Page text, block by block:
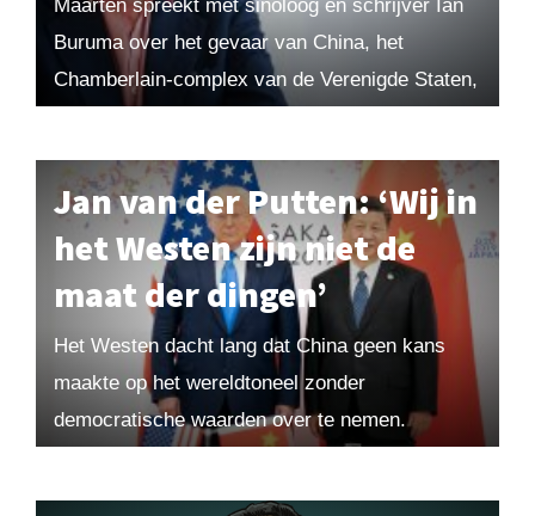
Maarten spreekt met sinoloog en schrijver Ian
Buruma over het gevaar van China, het
Chamberlain-complex van de Verenigde Staten,
Jan van der Putten: ‘Wij in
het Westen zijn niet de
maat der dingen’
Het Westen dacht lang dat China geen kans
maakte op het wereldtoneel zonder
democratische waarden over te nemen.